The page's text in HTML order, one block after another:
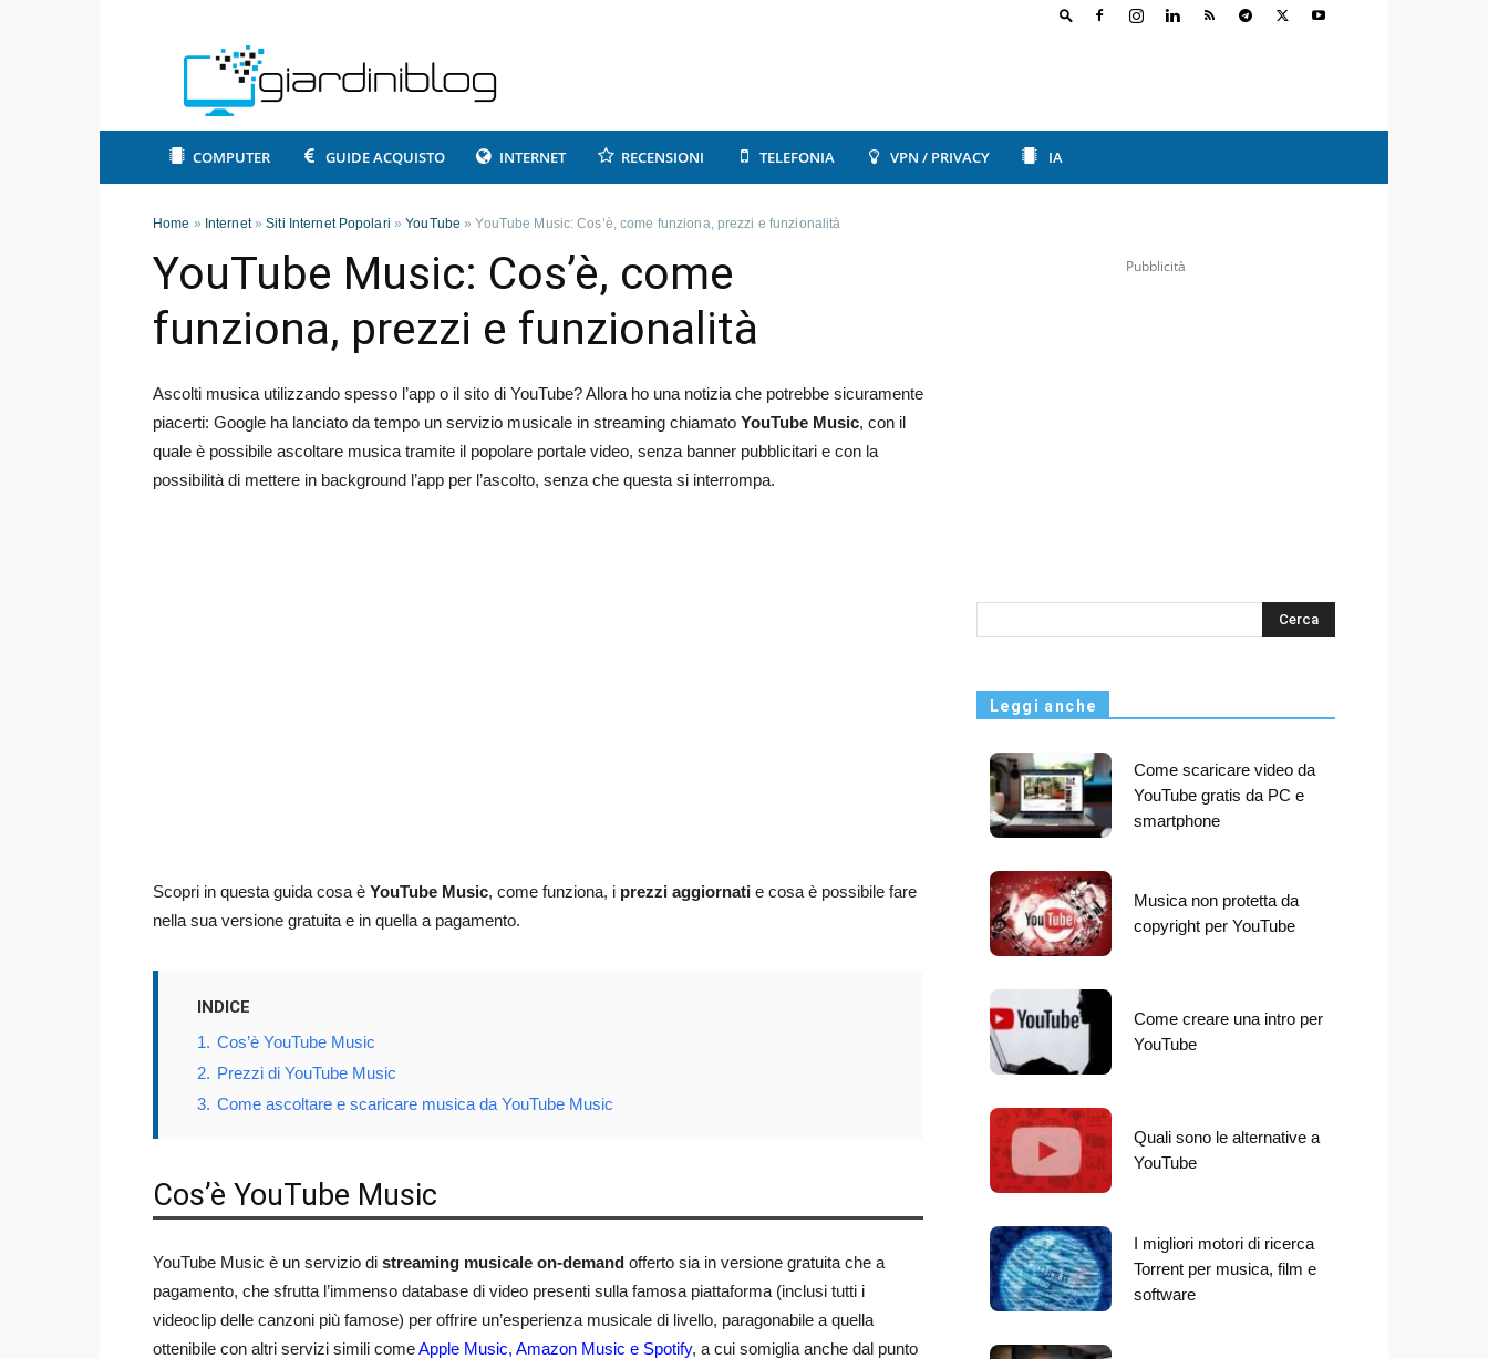
COMPUTER GUIDE ACQUISTO INTERNET RECENSIONI TELEFONIA VPN / PRIVACY IA
Home » Internet»Siti Internet Popolari »YouTube »YouTube Music: Cos’è, come funziona, prezzi e funzionalità
YouTube Music: Cos’è, come
funziona, prezzi e funzionalità
Ascolti musica utilizzando spesso l’app o il sito di YouTube? Allora ho una notizia che potrebbe sicuramente
piacerti: Google ha lanciato da tempo un servizio musicale in streaming chiamato YouTube Music, con il
quale è possibile ascoltare musica tramite il popolare portale video, senza banner pubblicitari e con la
possibilità di mettere in background l’app per l’ascolto, senza che questa si interrompa.
Scopri in questa guida cosa è YouTube Music, come funziona, i prezzi aggiornati e cosa è possibile fare
nella sua versione gratuita e in quella a pagamento.
INDICE
1. Cos’è YouTube Music
2. Prezzi di YouTube Music
3. Come ascoltare e scaricare musica da YouTube Music
Cos’è YouTube Music
YouTube Music è un servizio di streaming musicale on-demand offerto sia in versione gratuita che a
pagamento, che sfrutta l’immenso database di video presenti sulla famosa piattaforma (inclusi tutti i
videoclip delle canzoni più famose) per offrire un’esperienza musicale di livello, paragonabile a quella
ottenibile con altri servizi simili comeApple Music, Amazon Music e Spotify, a cui somiglia anche dal punto
Pubblicità
s
Leggi anche
Come scaricare video da
YouTube gratis da PC e
smartphone
Musica non protetta da
copyright per YouTube
Come creare una intro per
YouTube
Quali sono le alternative a
YouTube
I migliori motori di ricerca
Torrent per musica, film e
software